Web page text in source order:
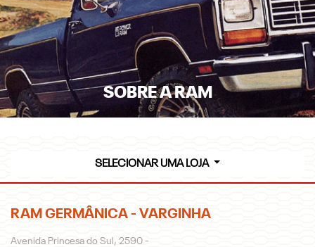
SOBRE A RAM
SELECIONAR UMA LOJA
RAM GERMÂNICA - VARGINHA
Avenida Princesa do Sul, 2590 -